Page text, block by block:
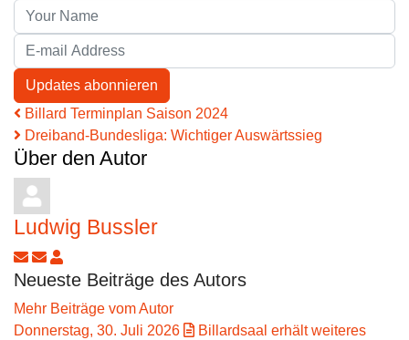
Your Name
E-mail Address
Updates abonnieren
Billard Terminplan Saison 2024
Dreiband-Bundesliga: Wichtiger Auswärtssieg
Über den Autor
Ludwig Bussler
Updates abonnieren
Abo von Updates dieses Autors beenden
Ludwig Bussler
Neueste Beiträge des Autors
Mehr Beiträge vom Autor
Donnerstag, 30. Juli 2026
Billardsaal erhält weiteres